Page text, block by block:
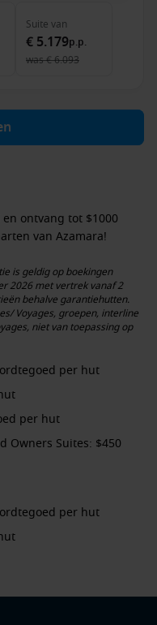
Suite van
€ 5.179p.p.
was€ 6.093
en ontvang tot $1000
van Azamara!
is geldig op boekingen
2026 met vertrek vanaf 2
behalve garantiehutten.
Voyages, groepen, interline
niet van toepassing op
per hut
per hut
Owners Suites: $450
per hut